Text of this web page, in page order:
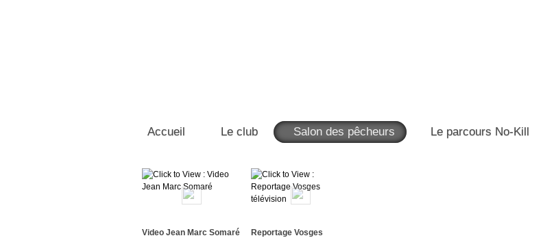
Accueil Le club Salon des pêcheurs Le parcours No-Kill
Video Jean Marc Somaré
Reportage Vosges